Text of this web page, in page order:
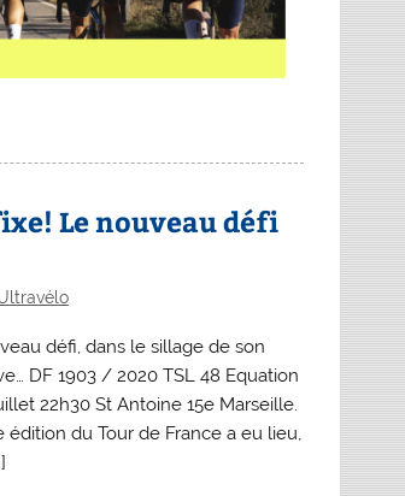
Le nouveau défi
défi, dans le sillage de son
DF 1903 / 2020 TSL 48 Equation
22h30 St Antoine 15e Marseille.
édition du Tour de France a eu lieu,